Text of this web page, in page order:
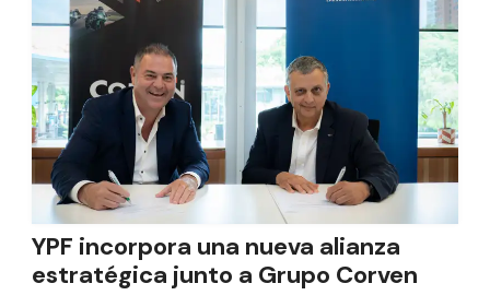
YPF incorpora una nueva alianza
estratégica junto a Grupo Corven